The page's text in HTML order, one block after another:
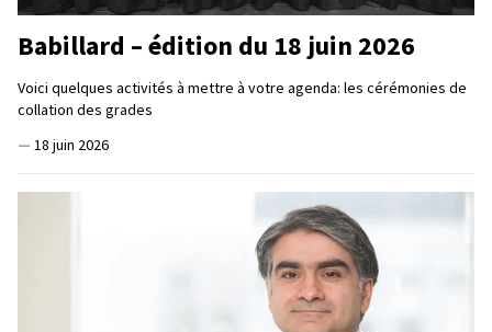
Babillard – édition du 18 juin 2026
Voici quelques activités à mettre à votre agenda: les cérémonies de
collation des grades
— 18 juin 2026